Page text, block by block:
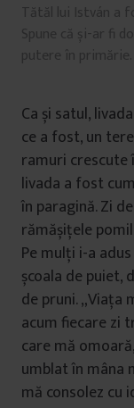
Tătăl lui István a
Spune că și-ar fi
putere în primărie.
Ca și satul,
ce a fost, un
ramuri crescute
livada a fost
în paragină. Zi
rămășițele
Pe mulți i-a
școala de puiet,
de pruni. „Viața
acum fiecare zi
care mă
umblat în mâna
mă consolez cu